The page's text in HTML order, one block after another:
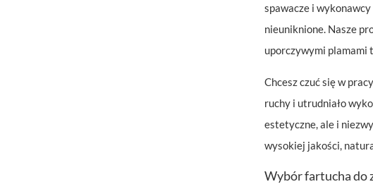
spawacze i
nieuniknione. Nasze
uporczywymi plamami
Chcesz czuć się w
ruchy i utrudniało
estetyczne, ale i
wysokiej jakości,
Wybór fartucha do